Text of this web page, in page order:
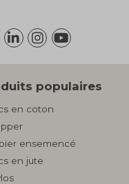
populaires
en coton
ensemencé
en jute